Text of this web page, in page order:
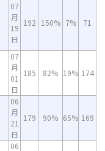
07
月
19
日
192 150% 7% 71
07
月
01
日
185 82% 19% 174
06
月
21
日
179 90% 65% 169
06